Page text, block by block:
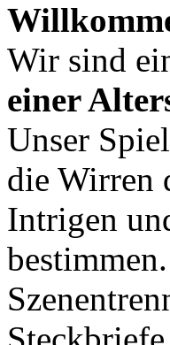
Wir sind
einer
Unser
die Wirren
Intrigen